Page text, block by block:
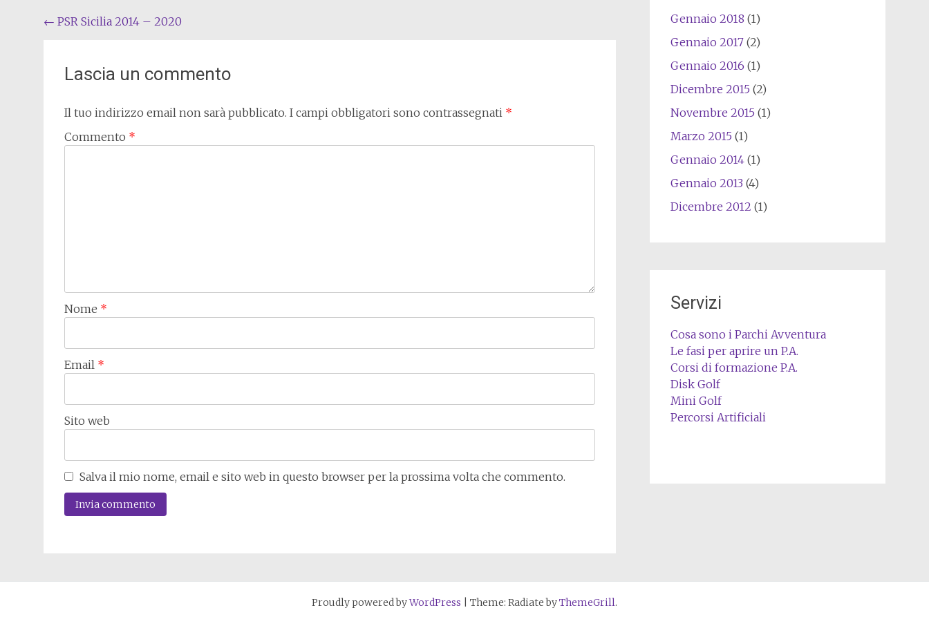
Post
← PSR Sicilia 2014 – 2020
Lascia un commento
Il tuo indirizzo email non sarà pubblicato. I campi obbligatori sono contrassegnati *
Commento *
Nome *
Email *
Sito web
Salva il mio nome, email e sito web in questo browser per la prossima volta che commento.
Gennaio 2018 (1)
Gennaio 2017(2)
Gennaio 2016 (1)
Dicembre 2015 (2)
Novembre 2015 (1)
Marzo 2015 (1)
Gennaio 2014(1)
Gennaio 2013 (4)
Dicembre 2012 (1)
Servizi
Cosa sono i Parchi Avventura
Le fasi per aprire un P.A.
Corsi di formazione P.A.
Disk Golf
Mini Golf
Percorsi Artificiali
Proudly powered byWordPress Theme: Radiate byThemeGrill.